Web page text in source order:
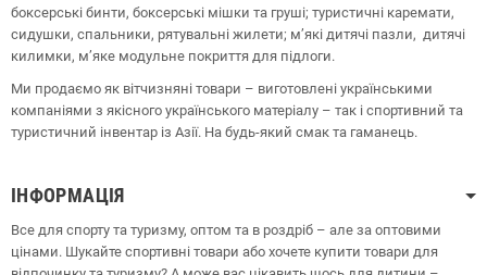
боксерські бинти, боксерські мішки та груші; туристичні каремати,
сидушки, спальники, рятувальні жилети; м’які дитячі пазли, дитячі
килимки, м’яке модульне покриття для підлоги.
Ми продаємо як вітчизняні товари – виготовлені українськими
компаніями з якісного українського матеріалу – так і спортивний та
туристичний інвентар із Азії. На будь-який смак та гаманець.
ІНФОРМАЦІЯ
Все для спорту та туризму, оптом та в роздріб – але за оптовими
цінами. Шукайте спортивні товари або хочете купити товари для